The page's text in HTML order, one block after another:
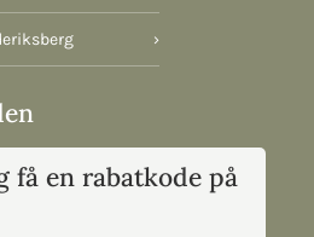
›
få en rabatkode på